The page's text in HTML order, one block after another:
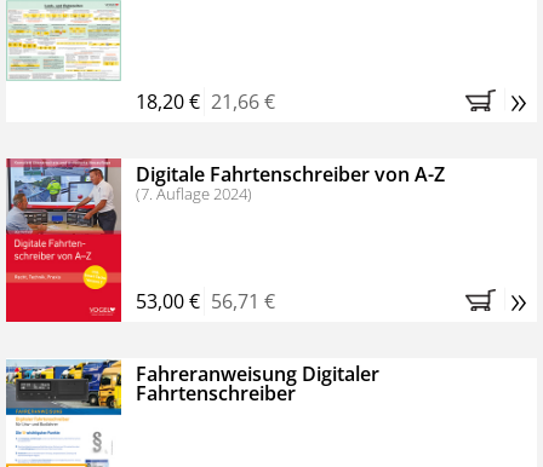
Bestellen Sie jetzt das VerkehrsRundschau Profipaket im
Kennenlern-Abo für zwei Monate (inkl. der derzeitig
Monaten brauchen Sie nichts weiter tun, das
Abonnement endet automatisch, es entstehen keine
weiteren Verpflichtungen.
18,20 € 21,66 € »
Digitale Fahrtenschreiber von A-Z
(7. Auflage 2024)
53,00 € 56,71 € »
Fahreranweisung Digitaler
Fahrtenschreiber